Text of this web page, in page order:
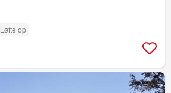
Løfte op